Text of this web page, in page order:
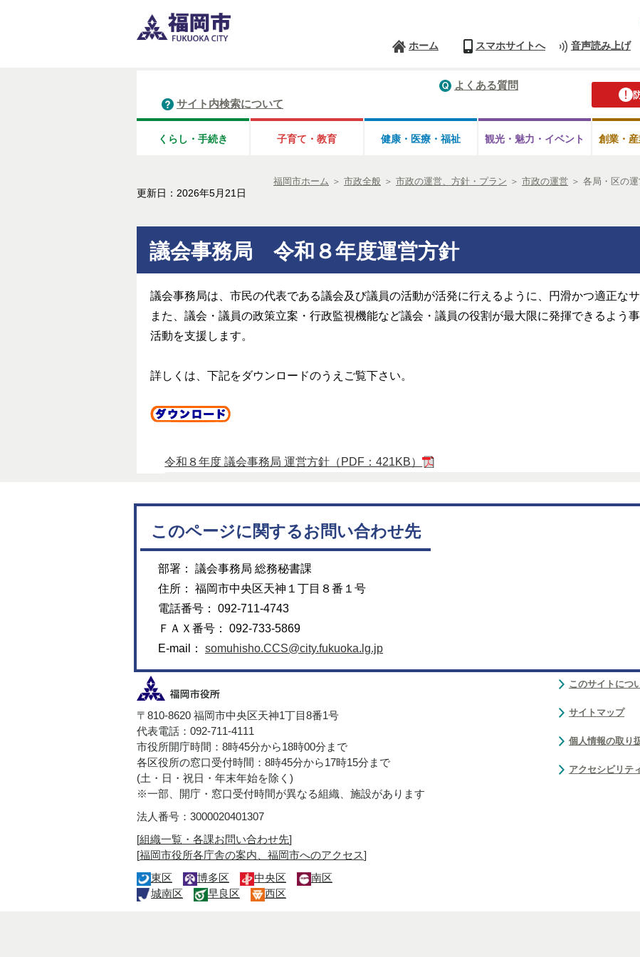
ホーム スマホサイトへ 音声読み上げ
よくある質問
サイト内検索について
くらし・手続き 子育て・教育 健康・医療・ 福祉 観光・魅力・ イベント 創業・
福岡市ホーム ＞ 市政全般 ＞ 市政の運営、方針・プラン ＞ 市政の運営 ＞ 各局・区の
更新日：2026年5月21日
議会事務局 令和８年度運営方針
議会事務局は、市民の代表である議会及び議員の活動が活発に行えるように、円滑かつ適正なサ
また、議会・議員の政策立案・行政監視機能など議会・議員の役割が最大限に発揮できるよう
活動を支援します。
詳しくは、下記をダウンロードのうえご覧下さい。
令和８年度 議会事務局 運営方針（PDF：421KB）
このページに関するお問い合わせ先
部署： 議会事務局 総務秘書課
住所： 福岡市中央区天神１丁目８番１号
電話番号： 092-711-4743
ＦＡＸ番号： 092-733-5869
E-mail： somuhisho.CCS@city.fukuoka.lg.jp
〒810-8620 福岡市中央区天神1丁目8番1号
代表電話：092-711-4111
市役所開庁時間：8時45分から18時00分まで
各区役所の窓口受付時間：8時45分から17時15分まで
(土・日・祝日・年末年始を除く)
※一部、開庁・窓口受付時間が異なる組織、施設があります
法人番号：3000020401307
[組織一覧・各課お問い合わせ先]
[福岡市役所各庁舎の案内、福岡市へのアクセス]
東区
博多区 中央区
南区
城南区
早良区 西区
このサイトにつ
サイトマップ
個人情報の取り
アクセシビリテ